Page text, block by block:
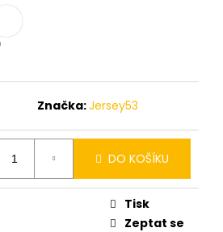
Značka:Jersey53
DO KOŠÍKU
Tisk
Zeptat se